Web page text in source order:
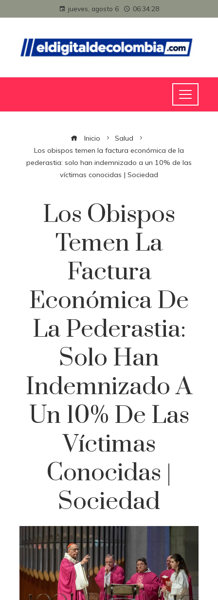
jueves, agosto 6 06:34:28
Inicio
Salud
Los obispos temen la factura económica de la
pederastia: solo han indemnizado a un 10% de las
víctimas conocidas | Sociedad
Los Obispos
Temen La
Factura
Económica De
La Pederastia:
Solo Han
Indemnizado A
Un 10% De Las
Víctimas
Conocidas |
Sociedad